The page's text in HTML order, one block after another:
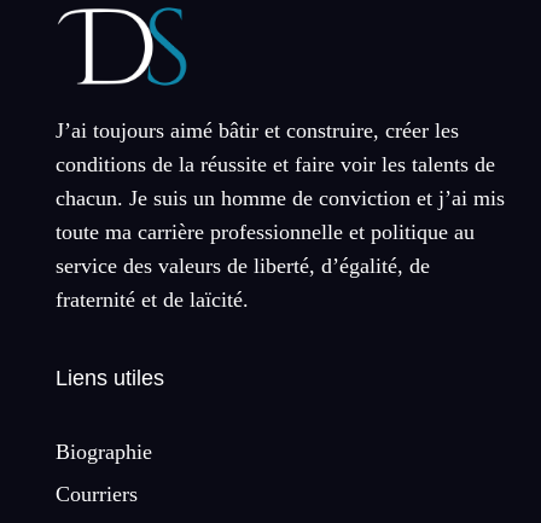
J’ai toujours aimé bâtir et construire, créer les
conditions de la réussite et faire voir les talents de
chacun. Je suis un homme de conviction et j’ai mis
toute ma carrière professionnelle et politique au
service des valeurs de liberté, d’égalité, de
fraternité et de laïcité.
Liens utiles
Biographie
Courriers